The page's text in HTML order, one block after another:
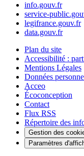
info.gouv.fr
service-
legifrance.gouv.fr
data.gouv.fr
Plan du site
Accessibilité :
Mentions Légales
Données
Acceo
Écoconception
Contact
Flux RSS
Répertoire des
Gestion des
Paramètres